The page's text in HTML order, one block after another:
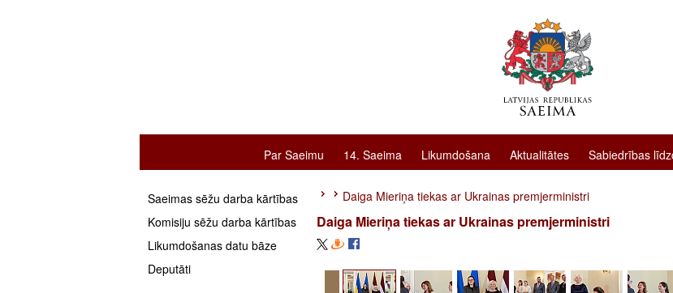
Par Saeimu 14. Saeima Likumdošana Aktualitātes Sabiedrības
Saeimas sēžu darba kārtības
Komisiju sēžu darba kārtības
Likumdošanas datu bāze
Deputāti
Daiga Mieriņa tiekas ar Ukrainas premjerministri
Daiga Mieriņa tiekas ar Ukrainas premjerministri